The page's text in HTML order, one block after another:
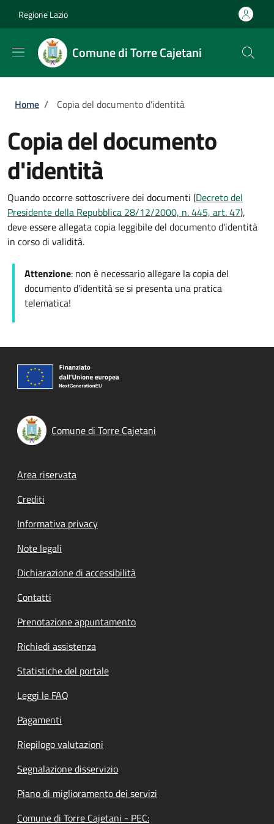
Regione Lazio
Comune di Torre Cajetani
Briciole di pane
Home / Copia del documento d'identità
Copia del documento
d'identità
Quando occorre sottoscrivere dei documenti (Decreto del
Presidente della Repubblica 28/12/2000, n. 445, art. 47),
deve essere allegata copia leggibile del documento d'identità
in corso di validità.
Attenzione: non è necessario allegare la copia del
documento d'identità se si presenta una pratica
telematica!
Comune di Torre Cajetani
Footer menu
Area riservata
Crediti
Informativa privacy
Note legali
Dichiarazione di accessibilità
Contatti
Prenotazione appuntamento
Richiedi assistenza
Statistiche del portale
Leggi le FAQ
Pagamenti
Riepilogo valutazioni
Segnalazione disservizio
Piano di miglioramento dei servizi
Comune di Torre Cajetani - PEC: